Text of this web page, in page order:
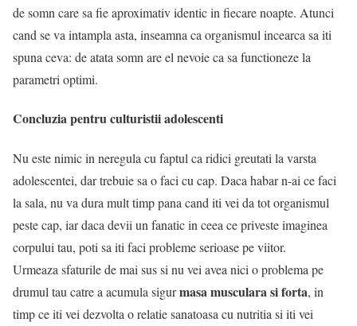
de somn care sa fie aproximativ identic in fiecare noapte. Atunci
cand se va intampla asta, inseamna ca organismul incearca sa iti
spuna ceva: de atata somn are el nevoie ca sa functioneze la
parametri optimi.
Concluzia pentru culturistii adolescenti
Nu este nimic in neregula cu faptul ca ridici greutati la varsta
adolescentei, dar trebuie sa o faci cu cap. Daca habar n-ai ce faci
la sala, nu va dura mult timp pana cand iti vei da tot organismul
peste cap, iar daca devii un fanatic in ceea ce priveste imaginea
corpului tau, poti sa iti faci probleme serioase pe viitor.
Urmeaza sfaturile de mai sus si nu vei avea nici o problema pe
drumul tau catre a acumula sigurmasa musculara si forta, in
timp ce iti vei dezvolta o relatie sanatoasa cu nutritia si iti vei